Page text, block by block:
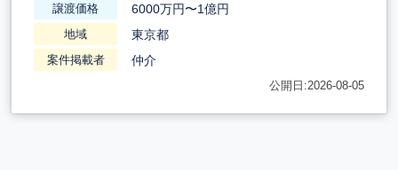
譲渡価格 6000万円〜1億円
地域 東京都
案件掲載者 仲介
公開日:2026-08-05